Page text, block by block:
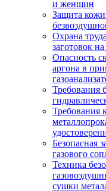
и женщин
Защита
Охрана
заготовок
Опасность
аргона в
Требования
Требования
Безопасная
газового
Техника
сушки